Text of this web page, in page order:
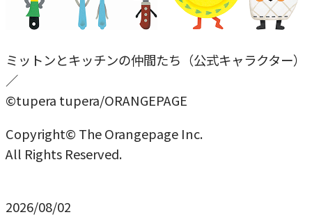
ミットンとキッチンの仲間たち（公式キャラクター）
／
©tupera tupera/ORANGEPAGE
Copyright© The Orangepage Inc.
All Rights Reserved.
2026/08/02